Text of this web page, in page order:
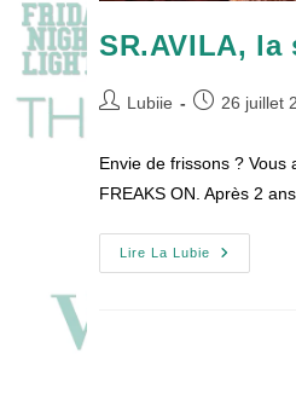
SR.AVILA, la
Auteur/autrice
Lubiie
Publication
26 juillet
Envie de frissons ?
FREAKS ON. Après 2
Lire La Lubie
SR.AVILA,
La